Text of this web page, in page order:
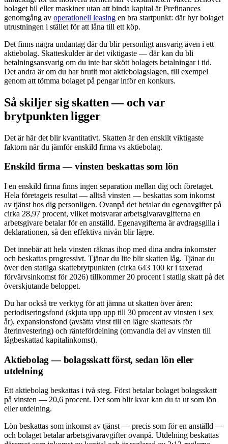
bolaget bil eller maskiner utan att binda kapital är Prefinances
genomgång av operationell leasing en bra startpunkt: där hyr bolaget
utrustningen i stället för att låna till ett köp.
Det finns några undantag där du blir personligt ansvarig även i ett
aktiebolag. Skatteskulder är det viktigaste — där kan du bli
betalningsansvarig om du inte har skött bolagets betalningar i tid.
Det andra är om du har brutit mot aktiebolagslagen, till exempel
genom att tömma bolaget på pengar inför en konkurs.
Så skiljer sig skatten — och var
brytpunkten ligger
Det är här det blir kvantitativt. Skatten är den enskilt viktigaste
faktorn när du jämför enskild firma vs aktiebolag.
Enskild firma — vinsten beskattas som lön
I en enskild firma finns ingen separation mellan dig och företaget.
Hela företagets resultat — alltså vinsten — beskattas som inkomst
av tjänst hos dig personligen. Ovanpå det betalar du egenavgifter på
cirka 28,97 procent, vilket motsvarar arbetsgivaravgifterna en
arbetsgivare betalar för en anställd. Egenavgifterna är avdragsgilla i
deklarationen, så den effektiva nivån blir lägre.
Det innebär att hela vinsten räknas ihop med dina andra inkomster
och beskattas progressivt. Tjänar du lite blir skatten låg. Tjänar du
över den statliga skattebrytpunkten (cirka 643 100 kr i taxerad
förvärvsinkomst för 2026) tillkommer 20 procent i statlig skatt på det
överskjutande beloppet.
Du har också tre verktyg för att jämna ut skatten över åren:
periodiseringsfond (skjuta upp upp till 30 procent av vinsten i sex
år), expansionsfond (avsätta vinst till en lägre skattesats för
återinvestering) och räntefördelning (omvandla del av vinsten till
lågbeskattad kapitalinkomst).
Aktiebolag — bolagsskatt först, sedan lön eller
utdelning
Ett aktiebolag beskattas i två steg. Först betalar bolaget bolagsskatt
på vinsten — 20,6 procent. Det som blir kvar kan du ta ut som lön
eller utdelning.
Lön beskattas som inkomst av tjänst — precis som för en anställd —
och bolaget betalar arbetsgivaravgifter ovanpå. Utdelning beskattas